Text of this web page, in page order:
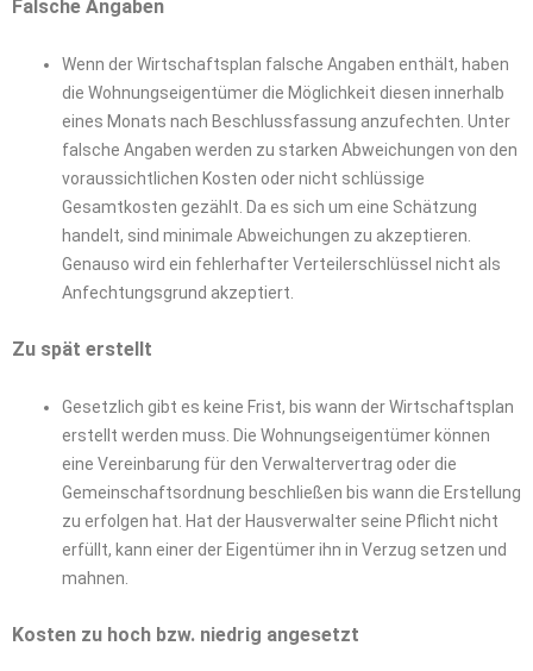
Falsche Angaben
Wenn der Wirtschaftsplan falsche Angaben enthält, haben
die Wohnungseigentümer die Möglichkeit diesen innerhalb
eines Monats nach Beschlussfassung anzufechten. Unter
falsche Angaben werden zu starken Abweichungen von den
voraussichtlichen Kosten oder nicht schlüssige
Gesamtkosten gezählt. Da es sich um eine Schätzung
handelt, sind minimale Abweichungen zu akzeptieren.
Genauso wird ein fehlerhafter Verteilerschlüssel nicht als
Anfechtungsgrund akzeptiert.
Zu spät erstellt
Gesetzlich gibt es keine Frist, bis wann der Wirtschaftsplan
erstellt werden muss. Die Wohnungseigentümer können
eine Vereinbarung für den Verwaltervertrag oder die
Gemeinschaftsordnung beschließen bis wann die Erstellung
zu erfolgen hat. Hat der Hausverwalter seine Pflicht nicht
erfüllt, kann einer der Eigentümer ihn in Verzug setzen und
mahnen.
Kosten zu hoch bzw. niedrig angesetzt